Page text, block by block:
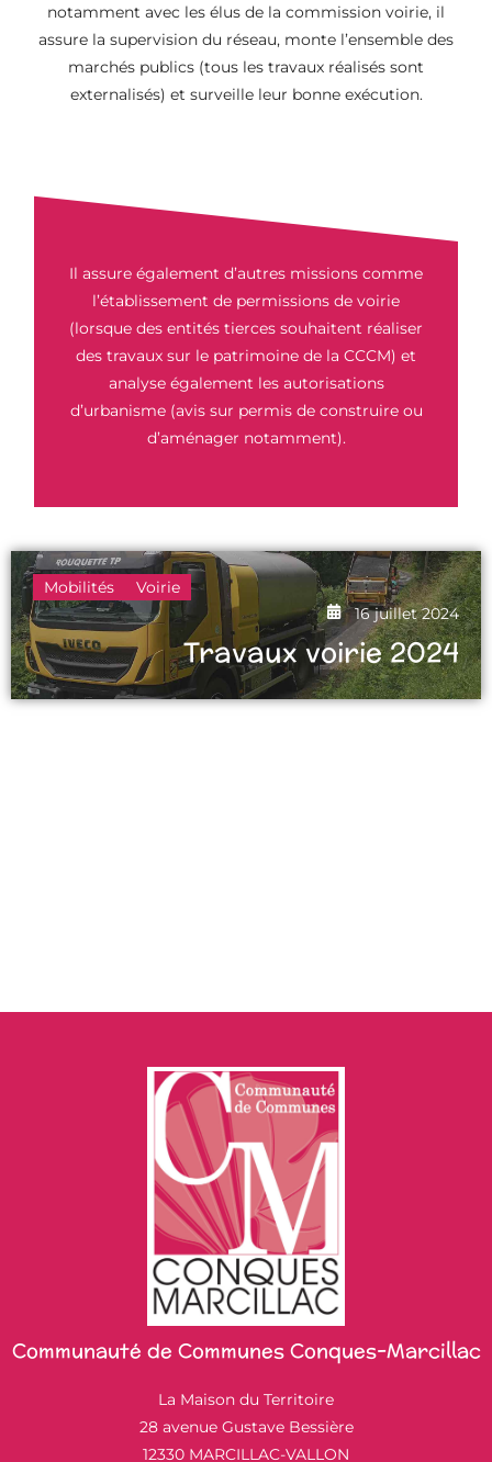
notamment avec les élus de la commission voirie, il
assure la supervision du réseau, monte l’ensemble des
marchés publics (tous les travaux réalisés sont
externalisés) et surveille leur bonne exécution.
Il assure également d’autres missions comme
l’établissement de permissions de voirie
(lorsque des entités tierces souhaitent réaliser
des travaux sur le patrimoine de la CCCM) et
analyse également les autorisations
d’urbanisme (avis sur permis de construire ou
d’aménager notamment).
Mobilités
Voirie
16 juillet 2024
Travaux voirie 2024
Communauté de Communes Conques-Marcillac
La Maison du Territoire
28 avenue Gustave Bessière
12330 MARCILLAC-VALLON